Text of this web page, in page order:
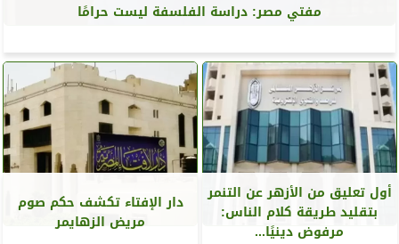
مفتي مصر: دراسة الفلسفة ليست حرامًا
أول تعليق من الأزهر عن التنمر
بتقليد طريقة كلام الناس:
مرفوض دينيًا...
دار الإفتاء تكشف حكم صوم
مريض الزهايمر